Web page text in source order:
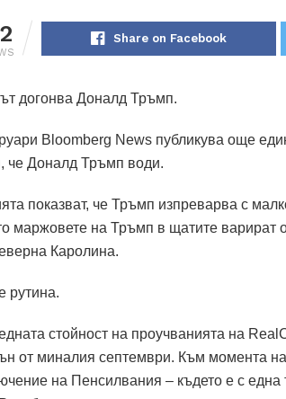
Share on Facebook
догонва Доналд Тръмп.
Bloomberg News публикува още
че Доналд Тръмп води.
показват, че Тръмп изпреварва с
маржовете на Тръмп в щатите варират
Каролина.
рутина.
стойност на проучванията на
от миналия септември. Към момента на
на Пенсилвания – където е с една